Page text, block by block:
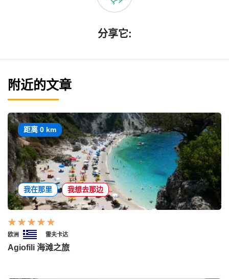
分享它:
附近的文章
距离 0 km
我在那里 我想去那边
欧洲 雷夫卡达
Agiofili 海滩之旅